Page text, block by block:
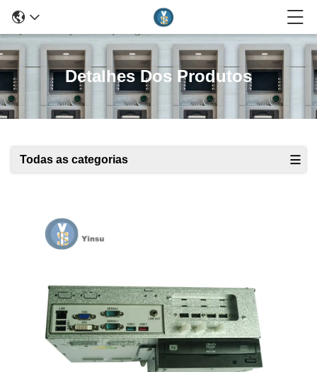
Detalhes Dos Produtos
Todas as categorias